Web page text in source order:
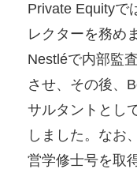
Private Equityで
レクターを務め
Nestléで内部監
させ、その後、
サルタントとし
しました。なお
営学修士号を取